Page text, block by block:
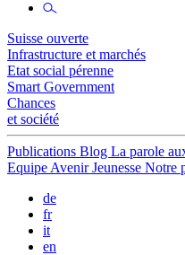
Suisse ouverte
Infrastructure et marchés
Etat social pérenne
Smart Government
Chances
et société
Publications Blog La parole
Equipe Avenir Jeunesse Notre
de
fr
it
en